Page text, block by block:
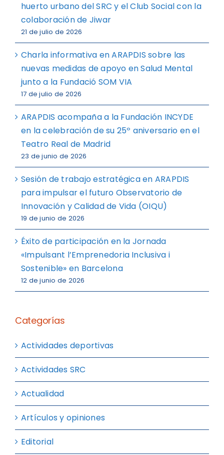
huerto urbano del SRC y el Club Social con la
colaboración de Jiwar
21 de julio de 2026
Charla informativa en ARAPDIS sobre las
nuevas medidas de apoyo en Salud Mental
junto a la Fundació SOM VIA
17 de julio de 2026
ARAPDIS acompaña a la Fundación INCYDE
en la celebración de su 25º aniversario en el
Teatro Real de Madrid
23 de junio de 2026
Sesión de trabajo estratégica en ARAPDIS
para impulsar el futuro Observatorio de
Innovación y Calidad de Vida (OIQU)
19 de junio de 2026
Éxito de participación en la Jornada
«Impulsant l’Emprenedoria Inclusiva i
Sostenible» en Barcelona
12 de junio de 2026
Categorías
Actividades deportivas
Actividades SRC
Actualidad
Artículos y opiniones
Editorial